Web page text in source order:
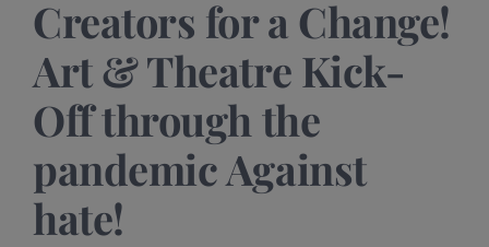
Creators for a Change!
Art & Theatre Kick-
Off through the
pandemic Against
hate!